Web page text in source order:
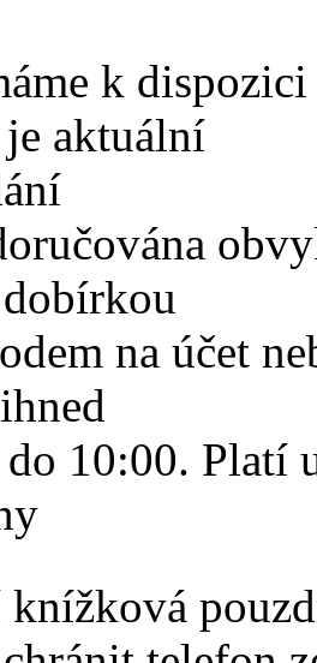
k
aktuální
na účet
10:00. Platí